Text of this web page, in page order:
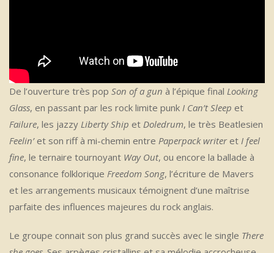
De l’ouverture très pop Son of a gun à l’épique final Looking
Glass, en passant par les rock limite punk I Can’t Sleep et
Failure, les jazzy Liberty Ship et Doledrum, le très Beatlesien
Feelin’et son riff à mi-chemin entre Paperpack writeret I feel
fine, le ternaire tournoyant Way Out, ou encore la ballade à
consonance folklorique Freedom Song, l’écriture de Mavers
et les arrangements musicaux témoignent d’une maîtrise
parfaite des influences majeures du rock anglais.
Le groupe connait son plus grand succès avec le single There